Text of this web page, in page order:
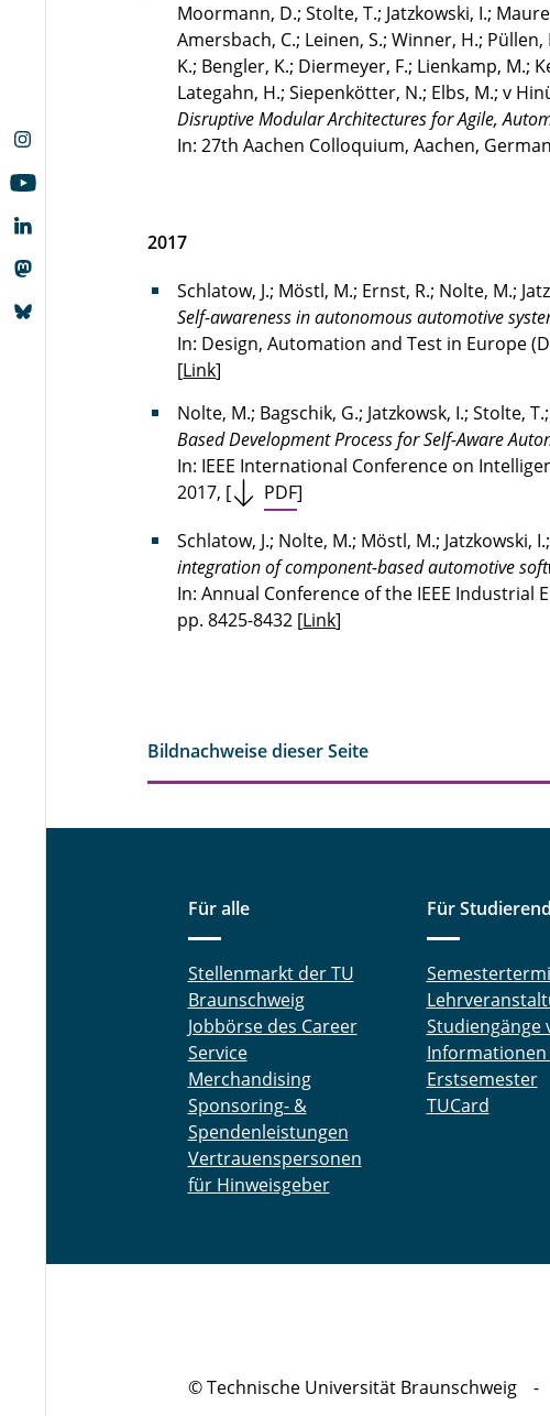
Moormann, D.; Stolte, T.; Jatzkowski, I.;
Amersbach, C.; Leinen, S.; Winner, H.;
K.; Bengler, K.; Diermeyer, F.; Lienkamp, M.;
Lategahn, H.; Siepenkötter, N.; Elbs, M.; v
Disruptive Modular Architectures for Agile,
In: 27th Aachen Colloquium, Aachen,
2017
Schlatow, J.; Möstl, M.; Ernst, R.; Nolte, M.;
Self-awareness in autonomous automotive
In: Design, Automation and Test in Europe
[Link]
Nolte, M.; Bagschik, G.; Jatzkowsk, I.; Stolte,
Based Development Process for Self-Aware
In: IEEE International Conference on
2017, [
PDF]
Schlatow, J.; Nolte, M.; Möstl, M.; Jatzkowski,
integration of component-based automotive
In: Annual Conference of the IEEE Industrial
pp. 8425-8432 [Link]
Bildnachweise dieser Seite
Für alle
Stellenmarkt der TU
Braunschweig
Jobbörse des Career
Service
Merchandising
Sponsoring- &
Spendenleistungen
Vertrauenspersonen
für Hinweisgeber
Für
Studiengänge
Erstsemester
TUCard
© Technische Universität Braunschweig